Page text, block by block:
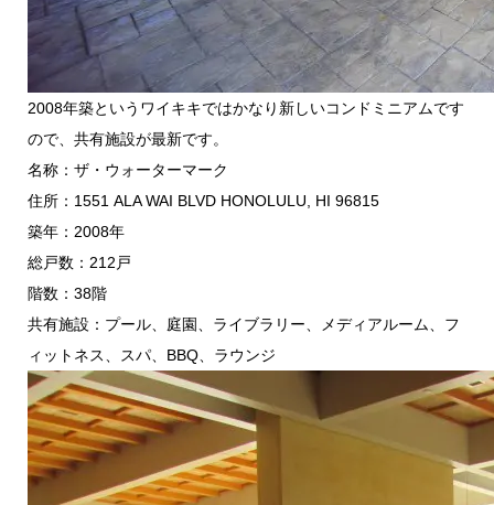
2008年築というワイキキではかなり新しいコンドミニアムです
ので、共有施設が最新です。
名称：ザ・ウォーターマーク
住所：1551 ALA WAI BLVD HONOLULU, HI 96815
築年：2008年
総戸数：212戸
階数：38階
共有施設：プール、庭園、ライブラリー、メディアルーム、フ
ィットネス、スパ、BBQ、ラウンジ